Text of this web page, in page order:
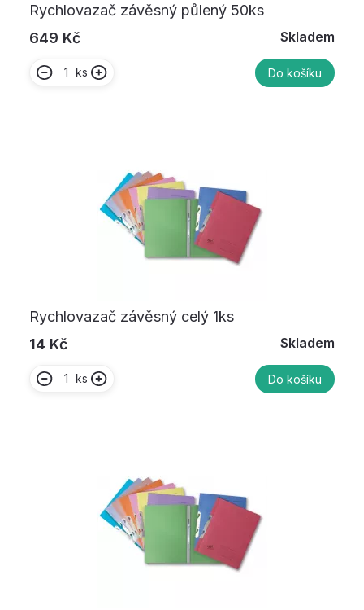
Rychlovazač závěsný půlený 50ks
649 Kč
Skladem
ks Do košíku
Rychlovazač závěsný celý 1ks
14 Kč
Skladem
ks Do košíku